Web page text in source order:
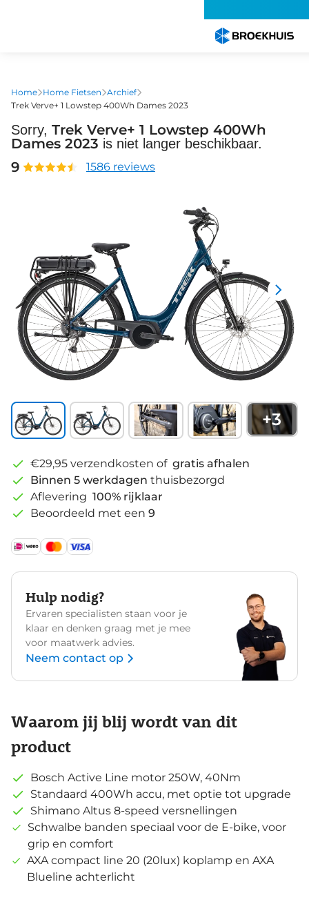
gaan
Home Home Fietsen Archief
Trek Verve+ 1 Lowstep 400Wh Dames 2023
Sorry, Trek Verve+ 1 Lowstep 400Wh
Dames 2023 is niet langer beschikbaar.
9 1586 reviews
+3
€29,95 verzendkosten of gratis afhalen
Binnen 5 werkdagen thuisbezorgd
Aflevering 100% rijklaar
Beoordeeld met een 9
Hulp nodig?
Ervaren specialisten staan voor je
klaar en denken graag met je mee
voor maatwerk advies.
Neem contact op
Waarom jij blij wordt van dit
product
Bosch Active Line motor 250W, 40Nm
Standaard 400Wh accu, met optie tot upgrade
Shimano Altus 8-speed versnellingen
Schwalbe banden speciaal voor de E-bike, voor
grip en comfort
AXA compact line 20 (20lux) koplamp en AXA
Blueline achterlicht